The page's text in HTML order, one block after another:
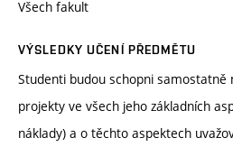
Všech fakult
VÝSLEDKY UČENÍ PŘEDMĚTU
Studenti budou schopni
projekty ve všech jeho základních
náklady) a o těchto aspektech